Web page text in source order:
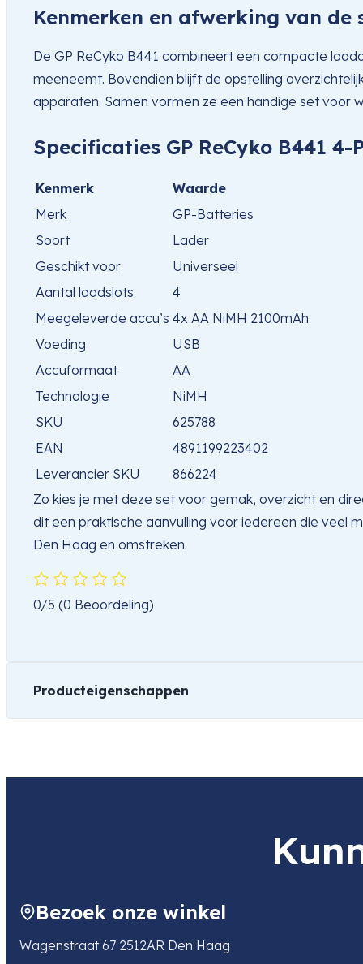
Kenmerken en afwerking van de
De GP ReCyko B441 combineert een compacte
meeneemt. Bovendien blijft de opstelling
apparaten. Samen vormen ze een handige set voor
Specificaties GP ReCyko B441
Kenmerk
Waarde
Merk
GP-Batteries
Soort
Lader
Geschikt voor
Universeel
Aantal laadslots
4
Meegeleverde accu’s 4x AA NiMH 2100mAh
Voeding
USB
Accuformaat
AA
Technologie
NiMH
SKU
625788
EAN
4891199223402
Leverancier SKU
866224
Zo kies je met deze set voor gemak, overzicht en
dit een praktische aanvulling voor iedereen die veel
Den Haag en omstreken.
0/5 (0 Beoordeling)
Producteigenschappen
Bezoek onze winkel
Wagenstraat 67 2512AR Den Haag